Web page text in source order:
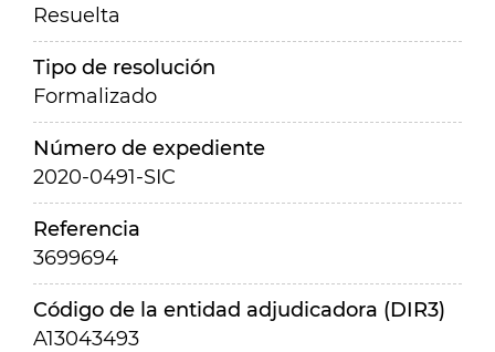
Resuelta
Tipo de resolución
Formalizado
Número de expediente
2020-0491-SIC
Referencia
3699694
Código de la entidad adjudicadora (DIR3)
A13043493